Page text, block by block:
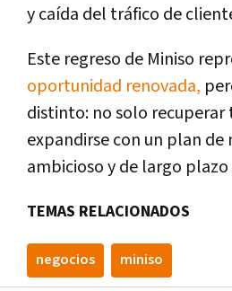
y caída del tráfico de
Este regreso de Miniso
oportunidad renovada,
distinto: no solo recuperar
expandirse con un plan de
ambicioso y de largo plazo
TEMAS RELACIONADOS
negocios miniso